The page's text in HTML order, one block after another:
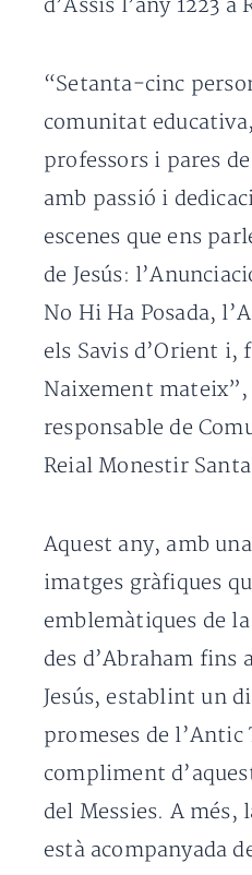
d’Assís l’any 1223
“Setanta-cinc
comunitat
professors i pares
amb passió i
escenes que ens
de Jesús:
No Hi Ha Posada,
els Savis d’Orient
Naixement
responsable de
Reial Monestir
Aquest any, amb
imatges gràfiques
emblemàtiques de
des d’Abraham fins
Jesús, establint un
promeses de
compliment
del Messies. A més,
està acompanyada